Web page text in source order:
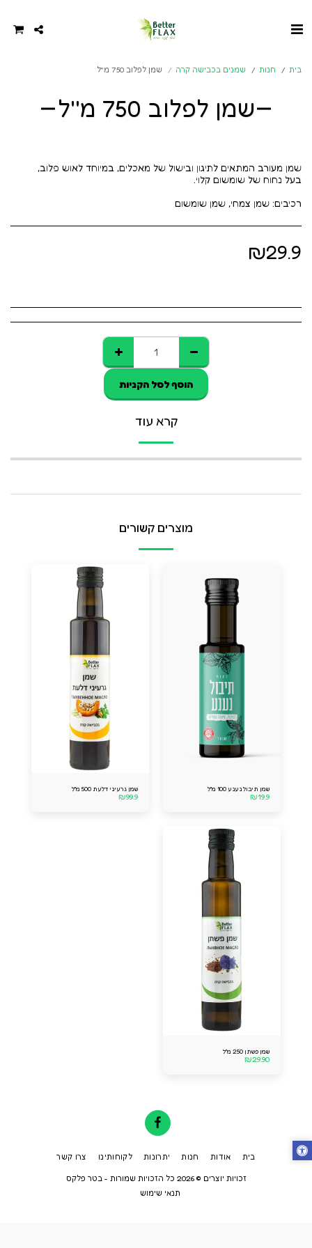
בית חנות שמנים בכבישה קרה שמן לפלוב 750 מ''ל
שמן לפלוב 750 מ''ל
רכיבים: שמן צמחי, שמן שומשום
₪29.9
הוסף לסל הקניות
קרא עוד
מוצרים קשורים
שמן תיבול נענע 100 מ''ל
₪19.9
שמן גרעיני דלעת 500 מ''ל
₪99.9
שמן פשתן 250 מ''ל
₪29.90
בית אודות חנות יתרונות לקוחותינו צרו קשר
זכויות יוצרים © 2026 כל הזכויות שמורות -
בטר פלקס
תנאי שימוש